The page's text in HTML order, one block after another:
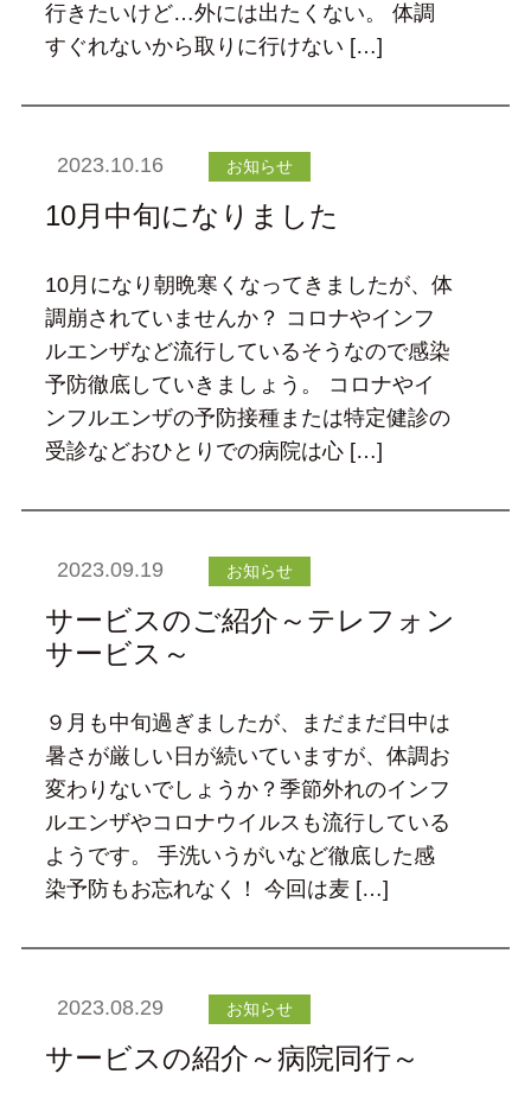
行きたいけど…外には出たくない。 体調
すぐれないから取りに行けない […]
2023.10.16 お知らせ
10月中旬になりました
10月になり朝晩寒くなってきましたが、体
調崩されていませんか？ コロナやインフ
ルエンザなど流行しているそうなので感染
予防徹底していきましょう。 コロナやイ
ンフルエンザの予防接種または特定健診の
受診などおひとりでの病院は心 […]
2023.09.19 お知らせ
サービスのご紹介～テレフォン
サービス～
９月も中旬過ぎましたが、まだまだ日中は
暑さが厳しい日が続いていますが、体調お
変わりないでしょうか？季節外れのインフ
ルエンザやコロナウイルスも流行している
ようです。 手洗いうがいなど徹底した感
染予防もお忘れなく！ 今回は麦 […]
2023.08.29 お知らせ
サービスの紹介～病院同行～